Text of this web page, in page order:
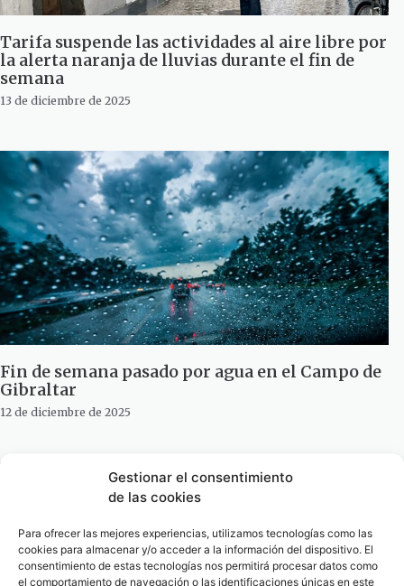
Gestionar el consentimiento
de las cookies
Para ofrecer las mejores experiencias, utilizamos tecnologías como las
cookies para almacenar y/o acceder a la información del dispositivo. El
consentimiento de estas tecnologías nos permitirá procesar datos como
el comportamiento de navegación o las identificaciones únicas en este
Tarifa suspende las actividades al aire libre por
la alerta naranja de lluvias durante el fin de
semana
13 de diciembre de 2025
Fin de semana pasado por agua en el Campo de
Gibraltar
12 de diciembre de 2025